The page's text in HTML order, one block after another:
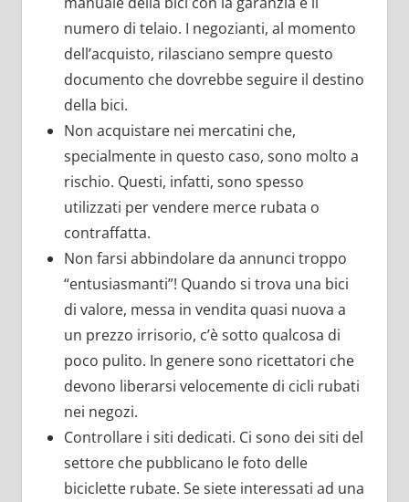
numero di telaio. I negozianti, al momento
dell’acquisto, rilasciano sempre questo
documento che dovrebbe seguire il destino
della bici.
Non acquistare nei mercatini che,
specialmente in questo caso, sono molto a
rischio. Questi, infatti, sono spesso
utilizzati per vendere merce rubata o
contraffatta.
Non farsi abbindolare da annunci troppo
“entusiasmanti”! Quando si trova una bici
di valore, messa in vendita quasi nuova a
un prezzo irrisorio, c’è sotto qualcosa di
poco pulito. In genere sono ricettatori che
devono liberarsi velocemente di cicli rubati
nei negozi.
Controllare i siti dedicati. Ci sono dei siti del
settore che pubblicano le foto delle
biciclette rubate. Se siete interessati ad una